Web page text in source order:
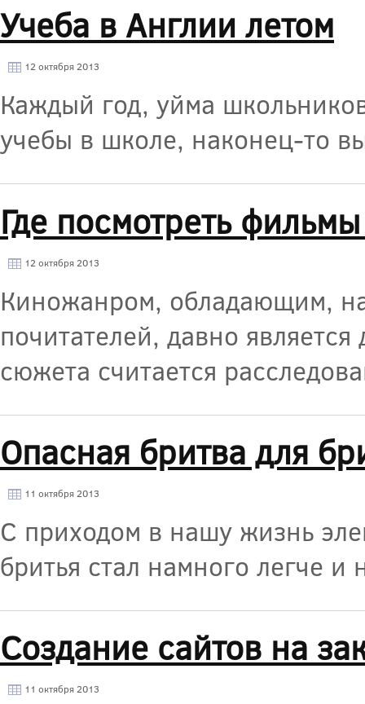
Учеба в Англии летом
12 октября 2013
Каждый год, уйма
учебы в школе, наконец-то
Где посмотреть
12 октября 2013
Киножанром, обладающим,
почитателей, давно
сюжета считается
Опасная бритва для
11 октября 2013
С приходом в нашу жизнь
бритья стал намного легче
Создание сайтов на
11 октября 2013